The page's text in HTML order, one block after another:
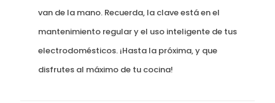
van de la mano. Recuerda, la clave está en el
mantenimiento regular y el uso inteligente de tus
electrodomésticos. ¡Hasta la próxima, y que
disfrutes al máximo de tu cocina!